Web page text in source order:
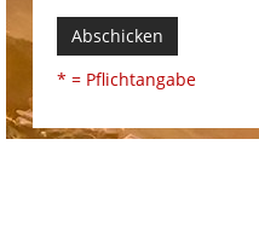
Abschicken
* = Pflichtangabe